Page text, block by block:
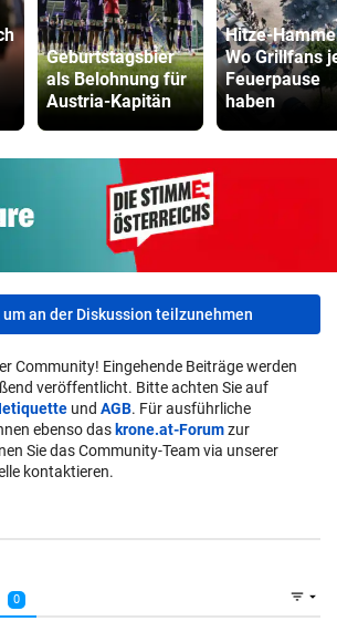
Geburtstagsbier
als Belohnung für
Austria-Kapitän
Hitze-
Wo Grillfans
Feuerpause
haben
um an der Diskussion teilzunehmen
Community! Eingehende Beiträge werden
veröffentlicht. Bitte achten Sie auf
und AGB. Für ausführliche
ebenso das krone.at-Forumzur
Sie das Community-Team via unserer
kontaktieren.